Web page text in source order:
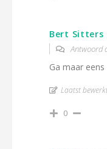
Bert Sitters
Antwoord
Ga maar eens
Laatst
0